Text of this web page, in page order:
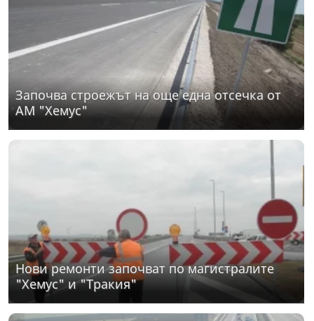
Започва строежът на още една отсечка от
АМ "Хемус"
Нови ремонти започват по магистралите
"Хемус" и "Тракия"